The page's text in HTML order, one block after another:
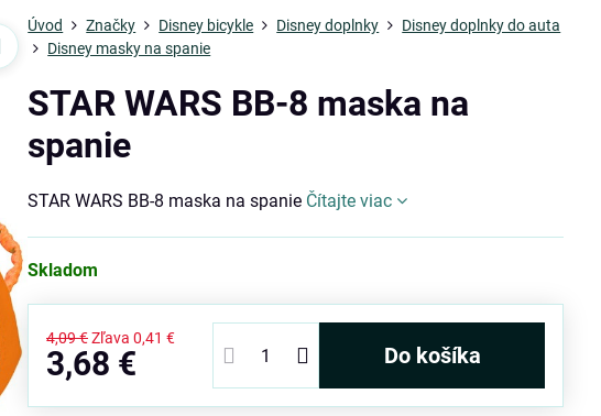
Úvod Značky Disney bicykle Disney doplnky
Disney doplnky do auta
Disney masky na spanie
STAR WARS BB-8 maska na
spanie
STAR WARS BB-8 maska na spanie Čítajte viac
Skladom
4,09 € Zľava 0,41 €
3,68 € Do košíka